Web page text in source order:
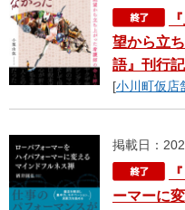
望から立
語』刊行
[小川町仮店
掲載日：
ーマーに